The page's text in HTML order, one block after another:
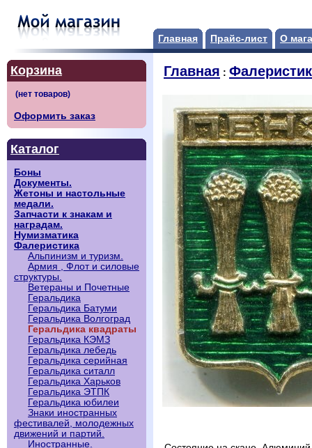
Главная Прайс-лист О
Корзина
Оформить заказ
Каталог
Боны
Документы.
Жетоны и настольные
медали.
Запчасти к знакам и
наградам.
Нумизматика
Фалеристика
Альпинизм и туризм.
Армия , Флот и силовые
структуры.
Ветераны и Почетные
Геральдика
Геральдика Батуми
Геральдика Волгоград
Геральдика квадраты
Геральдика КЭМЗ
Геральдика лебедь
Геральдика серийная
Геральдика ситалл
Геральдика Харьков
Геральдика ЭТПК
Геральдика юбилеи
Знаки иностранных
фестивалей, молодежных
движений и партий.
Иностранные.
Главная :